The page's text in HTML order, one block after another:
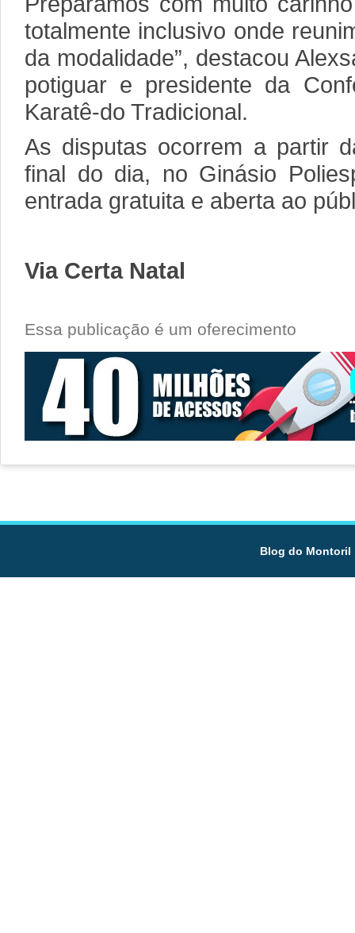
totalmente inclusivo onde
da modalidade”, destacou
potiguar e presidente da
Karatê-do Tradicional.
As disputas ocorrem a partir
final do dia, no Ginásio
entrada gratuita e aberta ao
Via Certa Natal
Essa publicação é um oferecimento
Blog do Montoril